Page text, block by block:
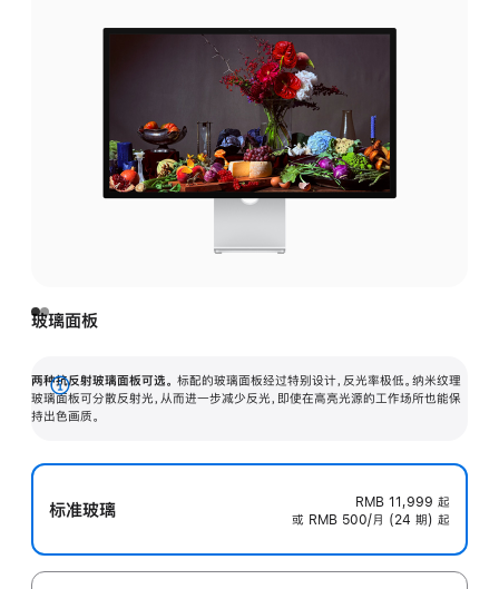
玻璃面板
两种抗反射玻璃面板可选。 标配的玻璃面板经过特别设计，反光率极低。纳米纹理
玻璃面板可分散反射光，从而进一步减少反光，即使在高亮光源的工作场所也能保
持出色画质。
展
开
标准玻璃 RMB 11,999 起
或 RMB 500/月 (24 期) 起